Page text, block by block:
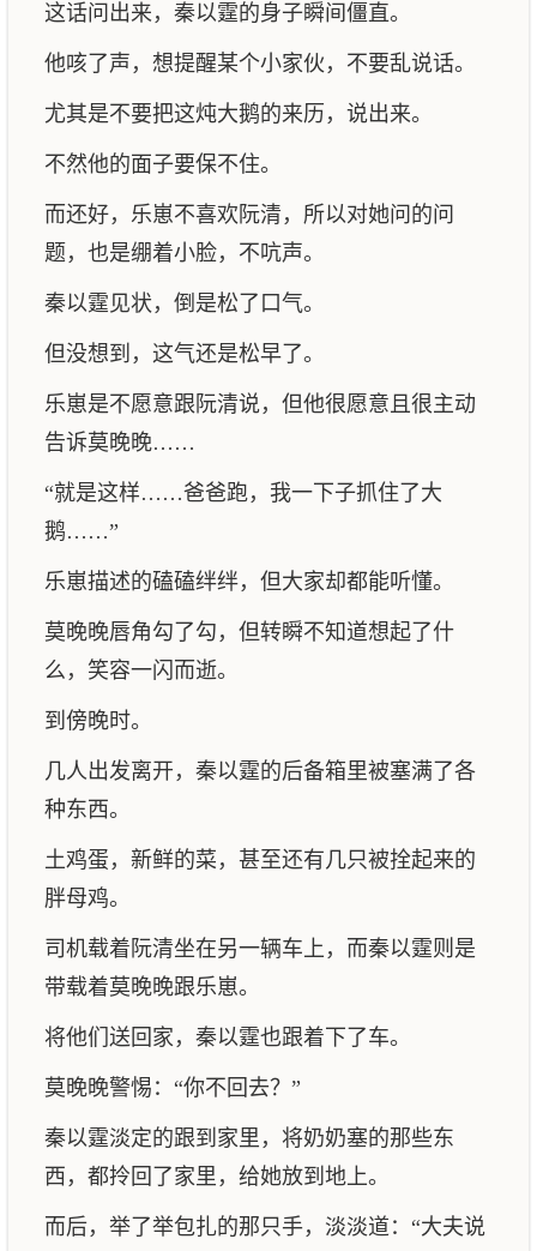
这话问出来，秦以霆的身子瞬间僵直。
他咳了声，想提醒某个小家伙，不要乱说话。
尤其是不要把这炖大鹅的来历，说出来。
不然他的面子要保不住。
而还好，乐崽不喜欢阮清，所以对她问的问
题，也是绷着小脸，不吭声。
秦以霆见状，倒是松了口气。
但没想到，这气还是松早了。
乐崽是不愿意跟阮清说，但他很愿意且很主动
告诉莫晚晚……
“就是这样……爸爸跑，我一下子抓住了大
鹅……”
乐崽描述的磕磕绊绊，但大家却都能听懂。
莫晚晚唇角勾了勾，但转瞬不知道想起了什
么，笑容一闪而逝。
到傍晚时。
几人出发离开，秦以霆的后备箱里被塞满了各
种东西。
土鸡蛋，新鲜的菜，甚至还有几只被拴起来的
胖母鸡。
司机载着阮清坐在另一辆车上，而秦以霆则是
带载着莫晚晚跟乐崽。
将他们送回家，秦以霆也跟着下了车。
莫晚晚警惕：“你不回去？”
秦以霆淡定的跟到家里，将奶奶塞的那些东
西，都拎回了家里，给她放到地上。
而后，举了举包扎的那只手，淡淡道：“大夫说